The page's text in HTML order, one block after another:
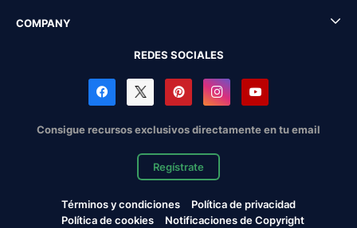
COMPANY
REDES SOCIALES
Consigue recursos exclusivos directamente en tu email
Regístrate
Términos y condiciones
Política de privacidad
Política de cookies
Notificaciones de Copyright